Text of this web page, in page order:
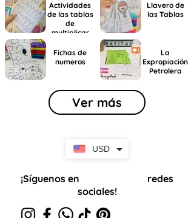
Actividades
de las tablas
de
multiplicar
Llavero de
las Tablas
Fichas de
numeros
La
Expropiación
Petrolera
Ver más
USD
¡Síguenos en
redes
sociales!